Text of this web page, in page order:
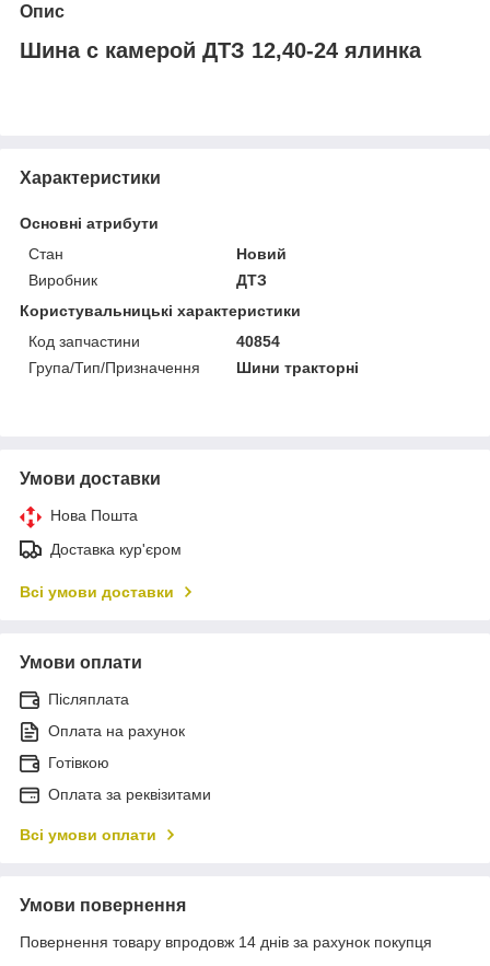
Опис
Шина с камерой ДТЗ 12,40-24 ялинка
Характеристики
Основні атрибути
Стан
Новий
Виробник
ДТЗ
Користувальницькі характеристики
Код запчастини
40854
Група/Тип/Призначення
Шини тракторні
Умови доставки
Нова Пошта
Доставка кур'єром
Всі умови доставки
Умови оплати
Післяплата
Оплата на рахунок
Готівкою
Оплата за реквізитами
Всі умови оплати
Умови повернення
Повернення товару впродовж 14 днів за рахунок покупця